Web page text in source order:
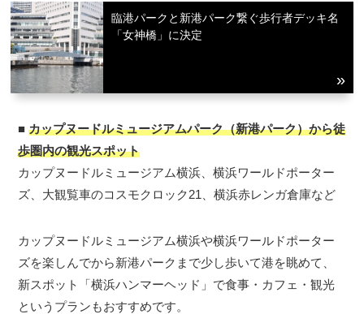
臨港パークと新港パーク繋ぐ歩行者デッキ名
「女神橋」に決定
■カップヌードルミュージアムパーク（新港パーク）から徒
歩圏内の観光スポット
カップヌードルミュージアム横浜、横浜ワールドポーター
ズ、大観覧車のコスモクロック21、横浜赤レンガ倉庫など
カップヌードルミュージアム横浜や横浜ワールドポーター
ズを楽しんでから新港パークまで少し歩いて港を眺めて、
新スポット「横浜ハンマーヘッド」で食事・カフェ・観光
というプランもおすすめです。